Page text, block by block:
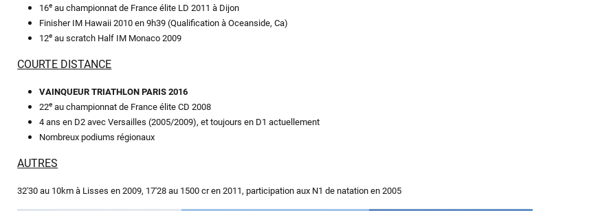
16e au championnat de France élite LD 2011 à Dijon
Finisher IM Hawaii 2010 en 9h39 (Qualification à Oceanside, Ca)
12e au scratch Half IM Monaco 2009
COURTE DISTANCE
VAINQUEUR TRIATHLON PARIS 2016
22e au championnat de France élite CD 2008
4 ans en D2 avec Versailles (2005/2009), et toujours en D1 actuellement
Nombreux podiums régionaux
AUTRES
32'30 au 10km à Lisses en 2009, 17'28 au 1500 cr en 2011, participation aux N1 de natation en 2005